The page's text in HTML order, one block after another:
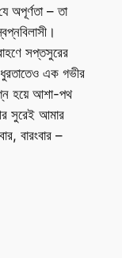
অপূর্ণতা – তা
সপ্তসুরের
এক গভীর
হয়ে আশা-পথ
সুরেই আমার
বারংবার –